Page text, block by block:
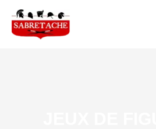
contenu